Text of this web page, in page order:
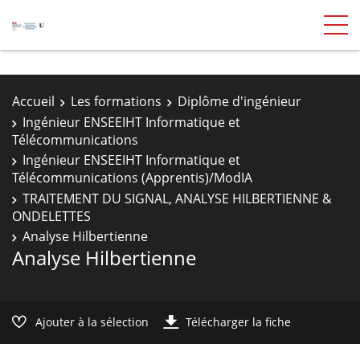
Accueil Les formations
Diplôme d'ingénieur
Ingénieur ENSEEIHT Informatique et
Télécommunications
Ingénieur ENSEEIHT Informatique et
Télécommunications (Apprentis)/ModIA
TRAITEMENT DU SIGNAL, ANALYSE HILBERTIENNE &
ONDELETTES
Analyse Hilbertienne
Analyse Hilbertienne
Ajouter à la sélection Télécharger la fiche